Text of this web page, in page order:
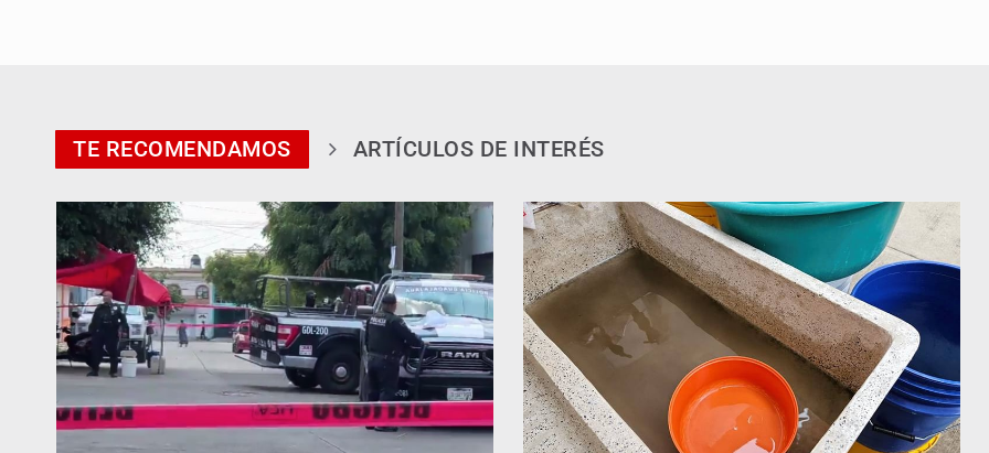
TE RECOMENDAMOS ARTÍCULOS DE INTERÉS